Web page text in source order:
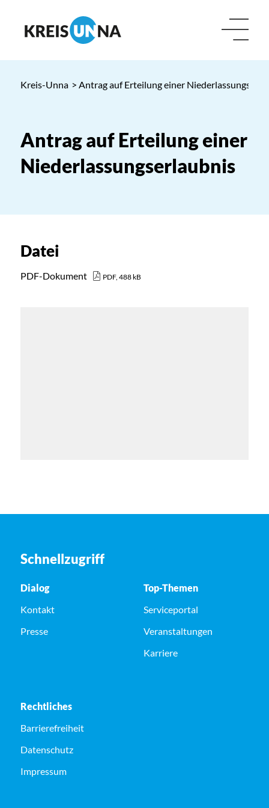
Kreis-Unna > Antrag auf Erteilung einer
Antrag auf Erteilung einer
Niederlassungserlaubnis
Datei
PDF-Dokument PDF, 488 kB
Schnellzugriff
Dialog
Kontakt
Presse
Top-Themen
Serviceportal
Veranstaltungen
Karriere
Rechtliches
Barrierefreiheit
Datenschutz
Impressum